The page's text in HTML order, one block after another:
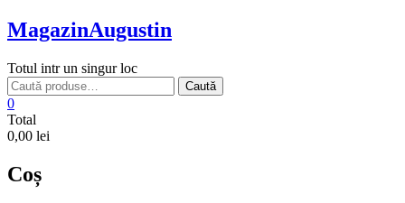
Skip
to
MagazinAugustin
Totul intr un singur loc
Caută
după:
Caută
0
Total
0,00 lei
Coș